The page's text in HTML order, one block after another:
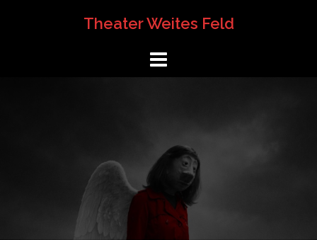
Theater Weites Feld